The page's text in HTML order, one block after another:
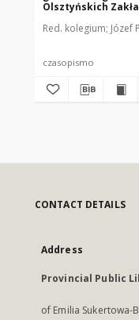
Olsztyńskich
16), nr 65
Red. kolegium Józef
czasopismo
CONTACT DETAILS
Address
Provincial Public
of Emilia Sukertowa-